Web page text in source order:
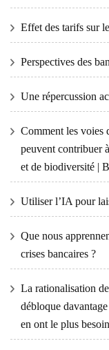
Effet des tarifs sur
Perspectives des
Une répercussion
Comment les voies
peuvent contribuer
et de biodiversité |
Utiliser l’IA pour
Que nous
crises bancaires ?
La rationalisation
débloque
en ont le plus besoin